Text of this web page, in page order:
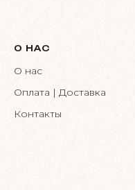
О НАС
О нас
Оплата | Доставка
Контакты